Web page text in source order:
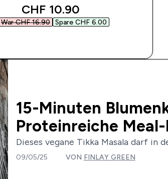
discounted price
CHF 10.90‎
War CHF 16.90‎ Spare CHF 6.00‎
15-Minuten
Proteinreiche
Dieses vegane Tikka Masala darf in
09/05/25 VON FINLAY GREEN